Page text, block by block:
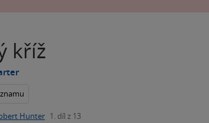
kříž
Hunter 1. díl z 13